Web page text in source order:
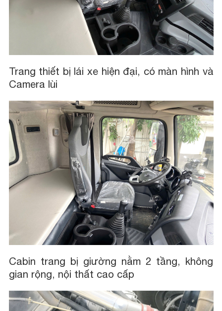
Trang thiết bị lái xe hiện đại, có màn hình và
Camera lùi
Cabin trang bị giường nằm 2 tầng, không
gian rộng, nội thất cao cấp